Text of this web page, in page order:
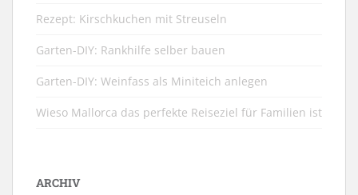
Rezept: Kirschkuchen mit Streuseln
Garten-DIY: Rankhilfe selber bauen
Garten-DIY: Weinfass als Miniteich anlegen
Wieso Mallorca das perfekte Reiseziel für Familien ist
ARCHIV